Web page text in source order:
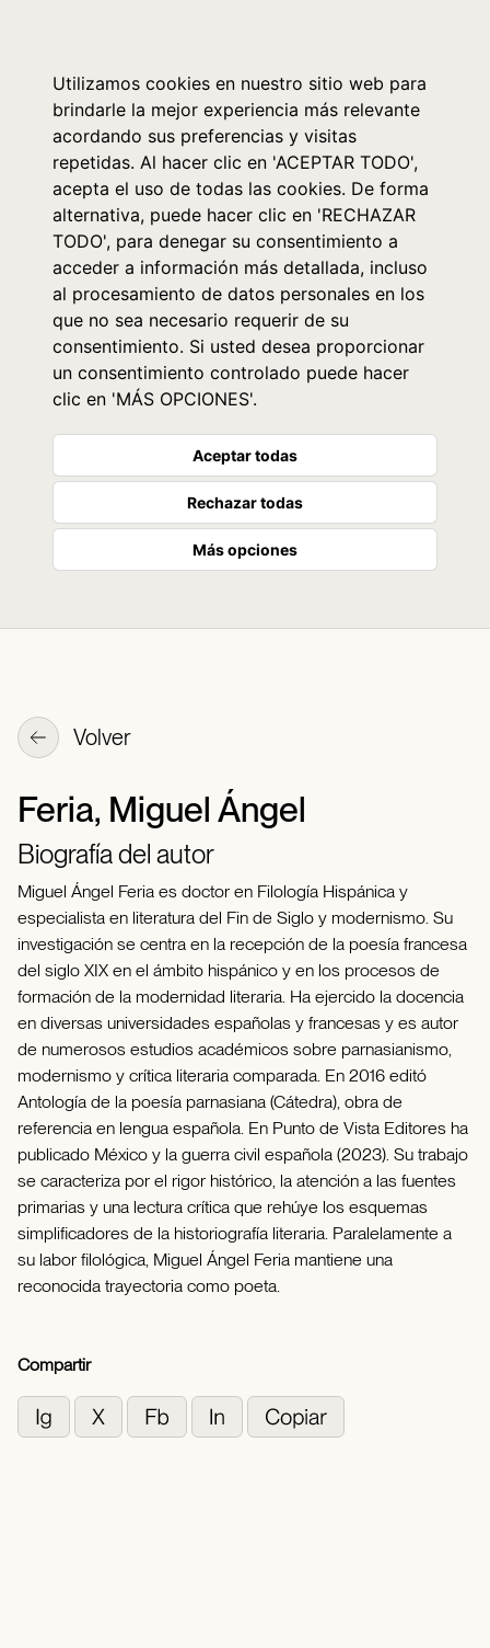
Utilizamos cookies en nuestro sitio web para
brindarle la mejor experiencia más relevante
acordando sus preferencias y visitas
repetidas. Al hacer clic en 'ACEPTAR TODO',
acepta el uso de todas las cookies. De forma
alternativa, puede hacer clic en 'RECHAZAR
TODO', para denegar su consentimiento a
acceder a información más detallada, incluso
al procesamiento de datos personales en los
que no sea necesario requerir de su
consentimiento. Si usted desea proporcionar
un consentimiento controlado puede hacer
clic en 'MÁS OPCIONES'.
Aceptar todas
Rechazar todas
Más opciones
Volver
Feria, Miguel Ángel
Biografía del autor
Miguel Ángel Feria es doctor en Filología Hispánica y
especialista en literatura del Fin de Siglo y modernismo. Su
investigación se centra en la recepción de la poesía francesa
del siglo XIX en el ámbito hispánico y en los procesos de
formación de la modernidad literaria. Ha ejercido la docencia
en diversas universidades españolas y francesas y es autor
de numerosos estudios académicos sobre parnasianismo,
modernismo y crítica literaria comparada. En 2016 editó
Antología de la poesía parnasiana (Cátedra), obra de
referencia en lengua española. En Punto de Vista Editores ha
publicado México y la guerra civil española (2023). Su trabajo
se caracteriza por el rigor histórico, la atención a las fuentes
primarias y una lectura crítica que rehúye los esquemas
simplificadores de la historiografía literaria. Paralelamente a
su labor filológica, Miguel Ángel Feria mantiene una
reconocida trayectoria como poeta.
Compartir